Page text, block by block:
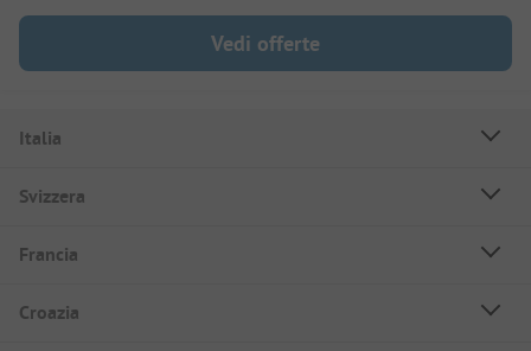
Vedi offerte
Italia
Svizzera
Francia
Croazia